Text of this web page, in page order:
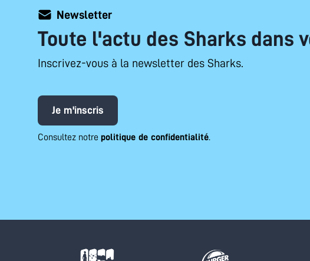
Newsletter
Toute l'actu des Sharks dans
Inscrivez-vous à la newsletter des Sharks.
Je m'inscris
Consultez notre politique de confidentialité.